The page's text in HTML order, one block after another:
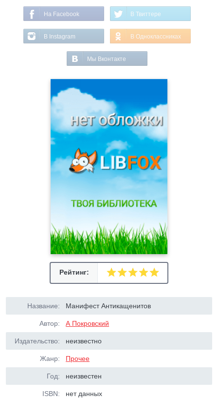
На Facebook В Твиттере
В Instagram В Одноклассниках
Мы Вконтакте
Рейтинг:
Название: Манифест Антикащенитов
Автор: А Покровский
Издательство: неизвестно
Жанр: Прочее
Год: неизвестен
ISBN: нет данных